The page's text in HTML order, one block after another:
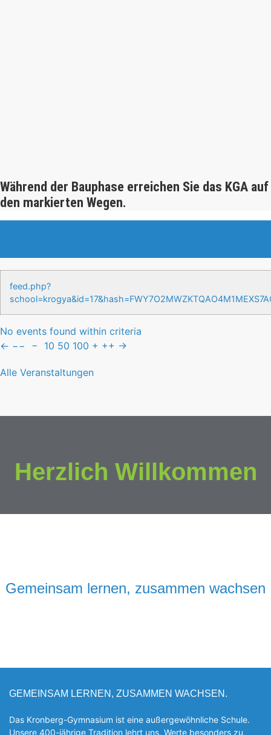
Während der Bauphase erreichen Sie das KGA auf
den markierten Wegen.
feed.php?
No events found within criteria
← −− − 10 50 100 + ++ →
Alle Veranstaltungen
Herzlich Willkommen
Gemeinsam lernen, zusammen wachsen
GEMEINSAM LERNEN, ZUSAMMEN WACHSEN.
Das Kronberg-Gymnasium ist eine außergewöhnliche Schule.
Unsere 400-jährige Tradition lehrt uns, Werte besonders zu